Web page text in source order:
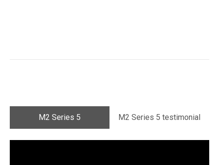
M2 Series 5 M2 Series 5 testimonial